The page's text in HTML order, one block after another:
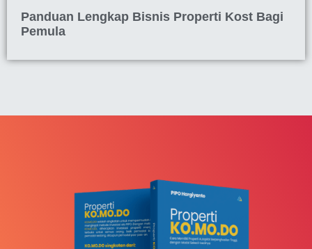
Panduan Lengkap Bisnis Properti Kost Bagi
Pemula